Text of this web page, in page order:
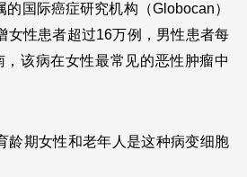
国际癌症研究机构（Globocan）
女性患者超过16万例，男性患者每
该病在女性最常见的恶性肿瘤中
龄期女性和老年人是这种病变细胞